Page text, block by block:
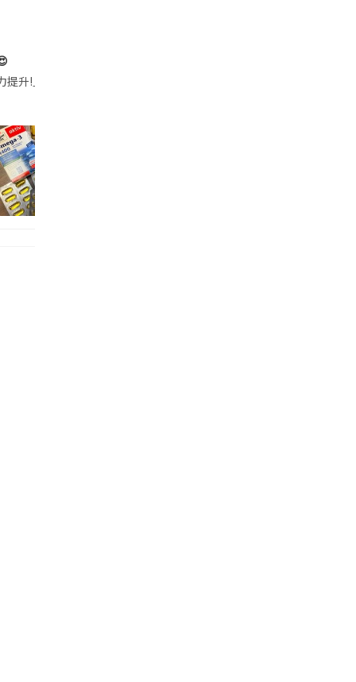
帶的行動電源機身已標示「10000mAh」，卻仍被要求當場丟
提升!｣ 長時間對住電腦､剪片寫稿,成日覺得眼睛乾澀､腦袋好似｢斷